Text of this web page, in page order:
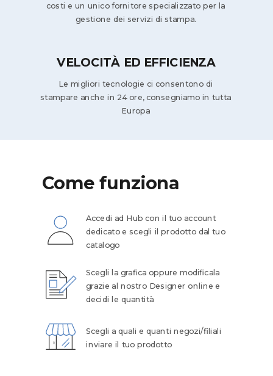
Come funziona
Accedi ad Hub con il tuo account
dedicato e scegli il prodotto dal tuo
catalogo
Scegli la grafica oppure modificala
grazie al nostro Designer online e
decidi le quantità
Scegli a quali e quanti negozi/filiali
inviare il tuo prodotto
costi e un unico fornitore specializzato per la
gestione dei servizi di stampa.
VELOCITÀ ED EFFICIENZA
Le migliori tecnologie ci consentono di
stampare anche in 24 ore, consegniamo in tutta
Europa